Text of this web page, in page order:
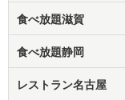
食べ放題滋賀
食べ放題静岡
レストラン名古屋